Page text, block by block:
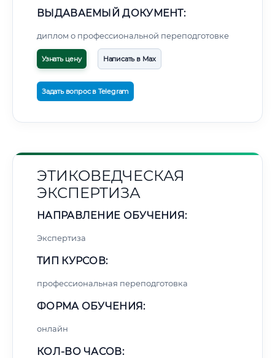
ВЫДАВАЕМЫЙ ДОКУМЕНТ:
диплом о профессиональной переподготовке
Узнать цену Написать в Max
Задать вопрос в Telegram
ЭТИКОВЕДЧЕСКАЯ
ЭКСПЕРТИЗА
НАПРАВЛЕНИЕ ОБУЧЕНИЯ:
Экспертиза
ТИП КУРСОВ:
профессиональная переподготовка
ФОРМА ОБУЧЕНИЯ:
онлайн
КОЛ-ВО ЧАСОВ: